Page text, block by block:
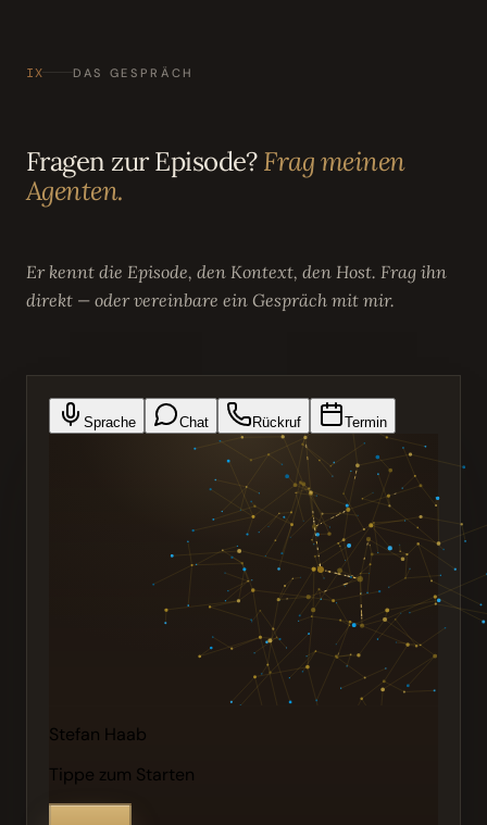
IX DAS GESPRÄCH
Fragen zur Episode?Frag meinen
Agenten.
Er kennt die Episode, den Kontext, den Host. Frag ihn
direkt — oder vereinbare ein Gespräch mit mir.
Sprache Chat Rückruf Termin
Stefan Haab
Tippe zum Starten